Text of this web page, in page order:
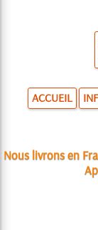
ACCUEIL
Nous livrons en